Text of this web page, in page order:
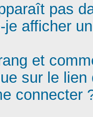
pas
je afficher
et
sur le lien
connecter